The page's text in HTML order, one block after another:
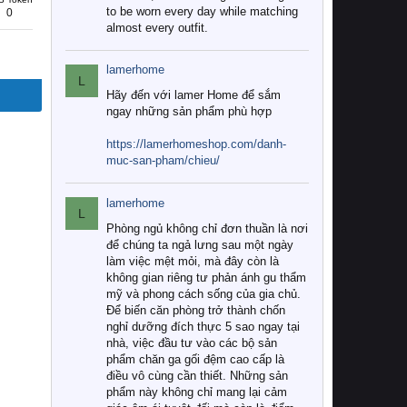
0
to be worn every day while matching
almost every outfit.
L
lamerhome
Hãy đến với lamer Home để sắm
ngay những sản phẩm phù hợp
https://lamerhomeshop.com/danh-
muc-san-pham/chieu/
L
lamerhome
Phòng ngủ không chỉ đơn thuần là nơi
để chúng ta ngả lưng sau một ngày
làm việc mệt mỏi, mà đây còn là
không gian riêng tư phản ánh gu thẩm
mỹ và phong cách sống của gia chủ.
Để biến căn phòng trở thành chốn
nghỉ dưỡng đích thực 5 sao ngay tại
nhà, việc đầu tư vào các bộ sản
phẩm chăn ga gối đệm cao cấp là
điều vô cùng cần thiết. Những sản
phẩm này không chỉ mang lại cảm